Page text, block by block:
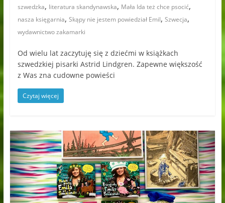
szwedzka, literatura skandynawska, Mała Ida też chce psocić,
nasza księgarnia, Skąpy nie jestem powiedział Emil, Szwecja,
wydawnictwo zakamarki
Od wielu lat zaczytuję się z dziećmi w książkach
szwedzkiej pisarki Astrid Lindgren. Zapewne większość
z Was zna cudowne powieści
Czytaj więcej